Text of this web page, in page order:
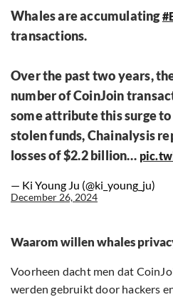
Whales are accumulating
transactions.
Over the past two years,
number of CoinJoin
some attribute this surge
stolen funds, Chainalysis
losses of $2.2 billion…
— Ki Young Ju (@ki_young_ju)
December 26, 2024
Waarom willen whales
Voorheen dacht men dat
werden gebruikt door hackers